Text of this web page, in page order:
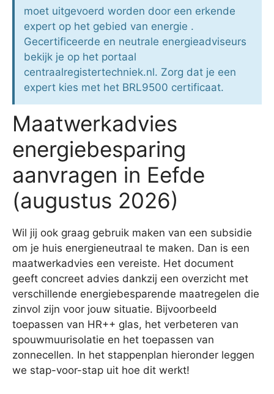
moet uitgevoerd worden door een erkende
expert op het gebied van energie .
Gecertificeerde en neutrale energieadviseurs
bekijk je op het portaal
centraalregistertechniek.nl. Zorg dat je een
expert kies met het BRL9500 certificaat.
Maatwerkadvies
energiebesparing
aanvragen in Eefde
(augustus 2026)
Wil jij ook graag gebruik maken van een subsidie
om je huis energieneutraal te maken. Dan is een
maatwerkadvies een vereiste. Het document
geeft concreet advies dankzij een overzicht met
verschillende energiebesparende maatregelen die
zinvol zijn voor jouw situatie. Bijvoorbeeld
toepassen van HR++ glas, het verbeteren van
spouwmuurisolatie en het toepassen van
zonnecellen. In het stappenplan hieronder leggen
we stap-voor-stap uit hoe dit werkt!